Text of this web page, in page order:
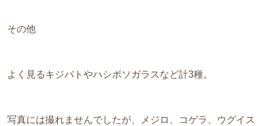
その他
よく見るキジバトやハシボソガラスなど計3種。
写真には撮れませんでしたが、メジロ、コゲラ、ウグイス